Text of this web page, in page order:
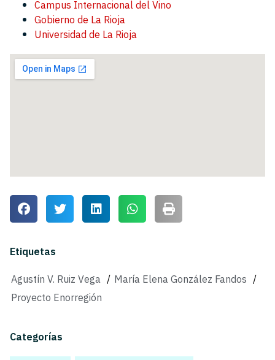
Campus Internacional del Vino
Gobierno de La Rioja
Universidad de La Rioja
Etiquetas
Agustín V. Ruiz Vega / María Elena González Fandos /
Proyecto Enorregión
Categorías